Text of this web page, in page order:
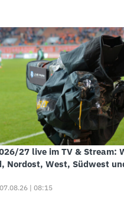
27 live im TV & Stream:
Nordost, West, Südwest
| 08:15